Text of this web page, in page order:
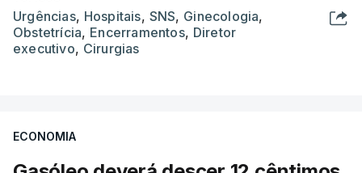
Urgências, Hospitais, SNS, Ginecologia,
Obstetrícia, Encerramentos, Diretor
executivo, Cirurgias
ECONOMIA